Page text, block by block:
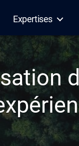
Expertises